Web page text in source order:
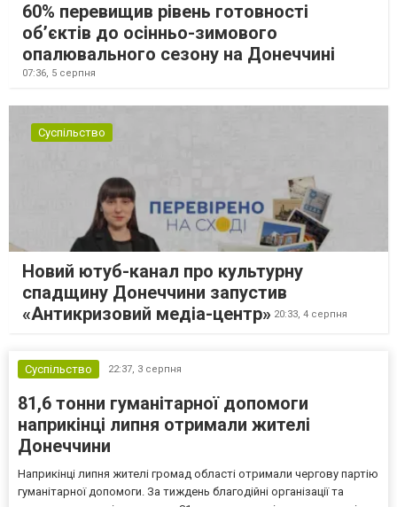
60% перевищив рівень готовності
об’єктів до осінньо-зимового
опалювального сезону на Донеччині
07:36, 5 серпня
Суспільство
Новий ютуб-канал про культурну
спадщину Донеччини запустив
«Антикризовий медіа-центр» 20:33, 4 серпня
Суспільство 22:37, 3 серпня
81,6 тонни гуманітарної допомоги
наприкінці липня отримали жителі
Донеччини
Наприкінці липня жителі громад області отримали чергову партію
гуманітарної допомоги. За тиждень благодійні організації та